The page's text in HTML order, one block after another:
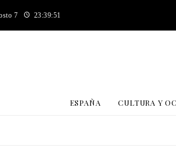
7 23:39:52
ESPAÑA CULTURA Y